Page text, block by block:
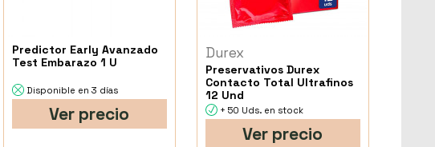
Predictor Early Avanzado
Test Embarazo 1 U
Disponible en 3 días
Ver precio
Durex
Preservativos Durex
Contacto Total Ultrafinos
12 Und
+ 50 Uds. en stock
Ver precio